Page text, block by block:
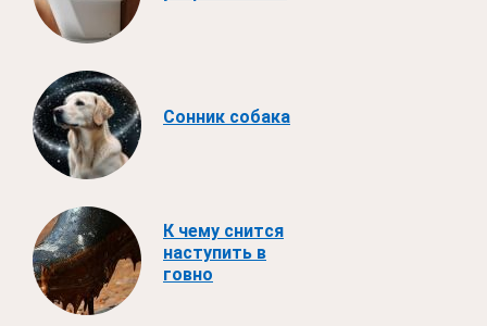
Сонник собака
К чему снится
наступить в
говно